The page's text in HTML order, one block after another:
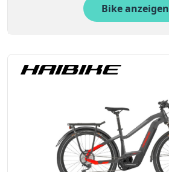
Bike anzeigen